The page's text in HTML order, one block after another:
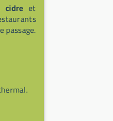
cidre et
passage.